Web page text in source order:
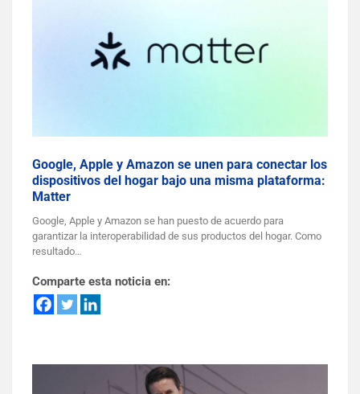
Google, Apple y Amazon se unen para conectar los
dispositivos del hogar bajo una misma plataforma:
Matter
Google, Apple y Amazon se han puesto de acuerdo para
garantizar la interoperabilidad de sus productos del hogar. Como
resultado…
Comparte esta noticia en: